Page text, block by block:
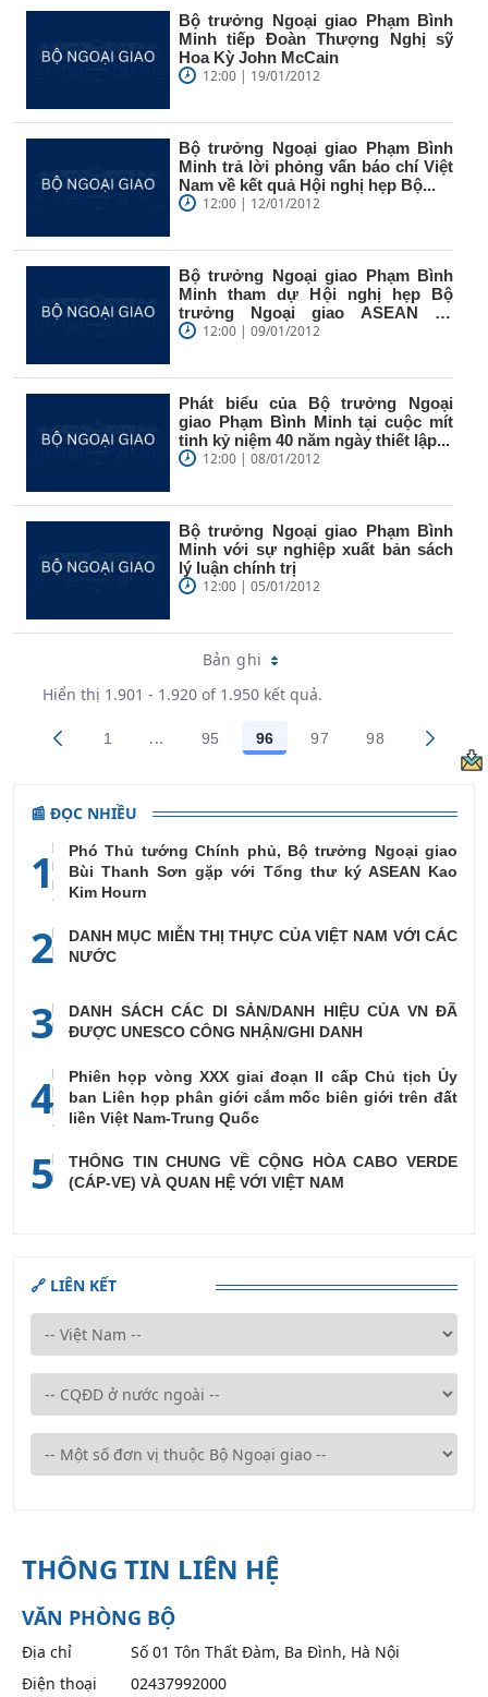
Bộ trưởng Ngoại giao Phạm Bình
Minh tiếp Đoàn Thượng Nghị sỹ
Hoa Kỳ John McCain
12:00 | 19/01/2012
Bộ trưởng Ngoại giao Phạm Bình
Minh trả lời phỏng vấn báo chí Việt
Nam về kết quả Hội nghị hẹp Bộ...
12:00 | 12/01/2012
Bộ trưởng Ngoại giao Phạm Bình
Minh tham dự Hội nghị hẹp Bộ
trưởng Ngoại giao ASEAN tại
Xiêm...12:00 | 09/01/2012
Phát biểu của Bộ trưởng Ngoại
giao Phạm Bình Minh tại cuộc mít
tinh kỷ niệm 40 năm ngày thiết lập...
12:00 | 08/01/2012
Bộ trưởng Ngoại giao Phạm Bình
Minh với sự nghiệp xuất bản sách
lý luận chính trị
12:00 | 05/01/2012
Bản ghi
Hiển thị 1.901 - 1.920 of 1.950 kết quả.
Các trang trên cổng
1 ...Trang trung gian Use TAB to navigate.
Các trang trên cổng
95 Các trang trên cổng
96 Các trang trên cổng
97 Các trang trên
98
📰 ĐỌC NHIỀU
1
Phó Thủ tướng Chính phủ, Bộ trưởng Ngoại giao
Bùi Thanh Sơn gặp với Tổng thư ký ASEAN Kao
Kim Hourn
2
DANH MỤC MIỄN THỊ THỰC CỦA VIỆT NAM VỚI CÁC
NƯỚC
3
DANH SÁCH CÁC DI SẢN/DANH HIỆU CỦA VN ĐÃ
ĐƯỢC UNESCO CÔNG NHẬN/GHI DANH
4
Phiên họp vòng XXX giai đoạn II cấp Chủ tịch Ủy
ban Liên họp phân giới cắm mốc biên giới trên đất
liền Việt Nam-Trung Quốc
5
THÔNG TIN CHUNG VỀ CỘNG HÒA CABO VERDE
(CÁP-VE) VÀ QUAN HỆ VỚI VIỆT NAM
🔗 LIÊN KẾT
THÔNG TIN LIÊN HỆ
VĂN PHÒNG BỘ
Địa chỉ
Số 01 Tôn Thất Đàm, Ba Đình, Hà Nội
Điện thoại
02437992000